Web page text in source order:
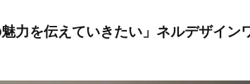
魅力を伝えていきたい」ネルデザイン